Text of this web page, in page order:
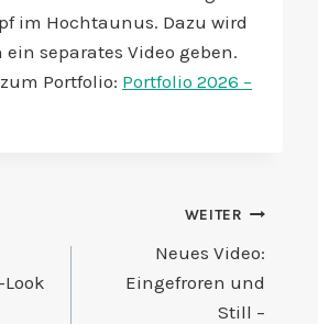
im Hochtaunus. Dazu wird
separates Video geben.
Portfolio: Portfolio 2026 –
WEITER
Neues Video:
Eingefroren und
Still –